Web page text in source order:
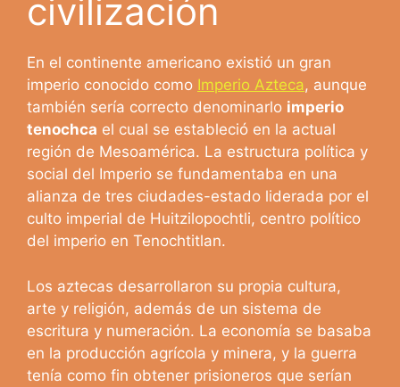
civilización
En el continente americano existió un gran
imperio conocido como Imperio Azteca, aunque
también sería correcto denominarlo imperio
tenochca el cual se estableció en la actual
región de Mesoamérica. La estructura política y
social del Imperio se fundamentaba en una
alianza de tres ciudades-estado liderada por el
culto imperial de Huitzilopochtli, centro político
del imperio en Tenochtitlan.
Los aztecas desarrollaron su propia cultura,
arte y religión, además de un sistema de
escritura y numeración. La economía se basaba
en la producción agrícola y minera, y la guerra
tenía como fin obtener prisioneros que serían